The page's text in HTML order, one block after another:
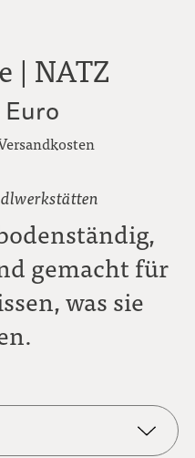
| NATZ
gemacht für
was sie